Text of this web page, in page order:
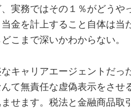
実務ではその１％がどうや
金を計上すること自体は当
こまで深いかわからない。
キャリアエージェントだっ
て無責任な虚偽表示をさせ
せます。税法と金融商品取